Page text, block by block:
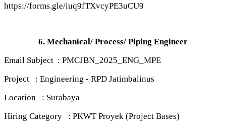
https://forms.gle/iuq9fTXvcyPE3uCU9
6. Mechanical/ Process/ Piping Engineer
Email Subject : PMCJBN_2025_ENG_MPE
Project : Engineering - RPD Jatimbalinus
Location : Surabaya
Hiring Category : PKWT Proyek (Project Bases)